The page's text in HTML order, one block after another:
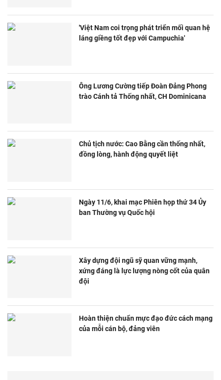
'Việt Nam coi trọng phát triển mối quan hệ
láng giềng tốt đẹp với Campuchia'
Ông Lương Cường tiếp Đoàn Đảng Phong
trào Cánh tả Thống nhất, CH Dominicana
Chủ tịch nước: Cao Bằng cần thống nhất,
đồng lòng, hành động quyết liệt
Ngày 11/6, khai mạc Phiên họp thứ 34 Ủy
ban Thường vụ Quốc hội
Xây dựng đội ngũ sỹ quan vững mạnh,
xứng đáng là lực lượng nòng cốt của quân
đội
Hoàn thiện chuẩn mực đạo đức cách mạng
của mỗi cán bộ, đảng viên